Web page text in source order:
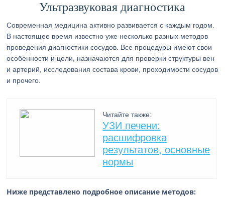
Ультразвуковая диагностика
Современная медицина активно развивается с каждым годом.
В настоящее время известно уже несколько разных методов
проведения диагностики сосудов. Все процедуры имеют свои
особенности и цели, назначаются для проверки структуры вен
и артерий, исследования состава крови, проходимости сосудов
и прочего.
Читайте также:
УЗИ печени:
расшифровка
результатов, основные
нормы
Ниже представлено подробное описание методов: